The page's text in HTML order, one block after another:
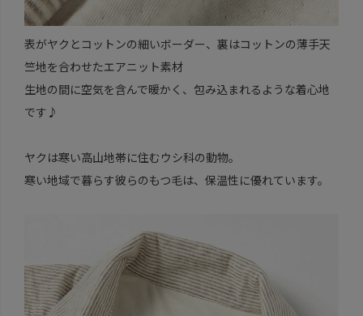
表がヤクとコットンの細いボーダー、裏はコットンの薄手天
竺地を合わせたエアニット素材
生地の間に空気を含んで暖かく、包み込まれるような着心地
です♪
ヤクは寒い高山地帯に住むウシ科の動物。
寒い地域で暮らす彼らのもつ毛は、保温性に優れています。